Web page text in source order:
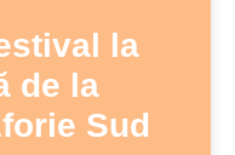
la
de la
Sud